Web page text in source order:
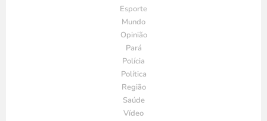
Esporte
Mundo
Opinião
Pará
Polícia
Política
Região
Saúde
Vídeo